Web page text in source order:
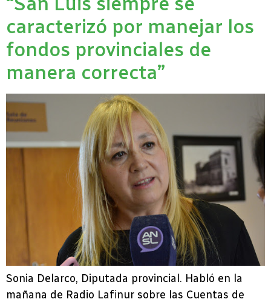
caracterizó por manejar los
fondos provinciales de
manera correcta”
Sonia Delarco, Diputada provincial. Habló en la
mañana de Radio Lafinur sobre las Cuentas de